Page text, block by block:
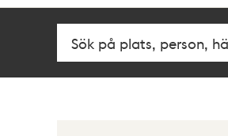
Fritextsök